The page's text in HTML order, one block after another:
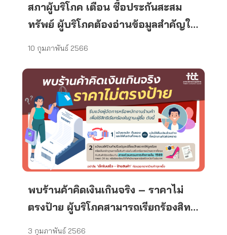
สภาผู้บริโภค เตือน ซื้อประกันสะสม
ทรัพย์ ผู้บริโภคต้องอ่านข้อมูลสำคัญให้
10 กุมภาพันธ์ 2566
พบร้านค้าคิดเงินเกินจริง – ราคาไม่
ตรงป้าย ผู้บริโภคสามารถเรียกร้องสิทธิ
ในฐานะผู้ซื้อทันที
3 กุมภาพันธ์ 2566